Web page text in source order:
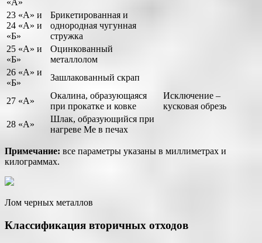
«А»
23 «А» и
24 «А» и
«Б»
Брикетированная и
однородная чугунная
стружка
25 «А» и
«Б»
Оцинкованный
металлолом
26 «А» и
«Б»
Зашлакованный скрап
27 «А»
Окалина, образующаяся
при прокатке и ковке
Исключение –
кусковая обрезь
28 «А»
Шлак, образующийся при
нагреве Me в печах
Примечание: все параметры указаны в миллиметрах и
килограммах.
Лом черных металлов
Классификация вторичных отходов